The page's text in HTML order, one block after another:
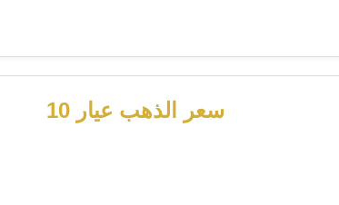
سعر الذهب عيار 10